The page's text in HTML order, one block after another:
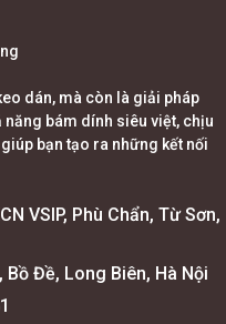
dán, mà còn là giải pháp
bám dính siêu việt, chịu
bạn tạo ra những kết nối
VSIP, Phù Chẩn, Từ Sơn,
Đề, Long Biên, Hà Nội